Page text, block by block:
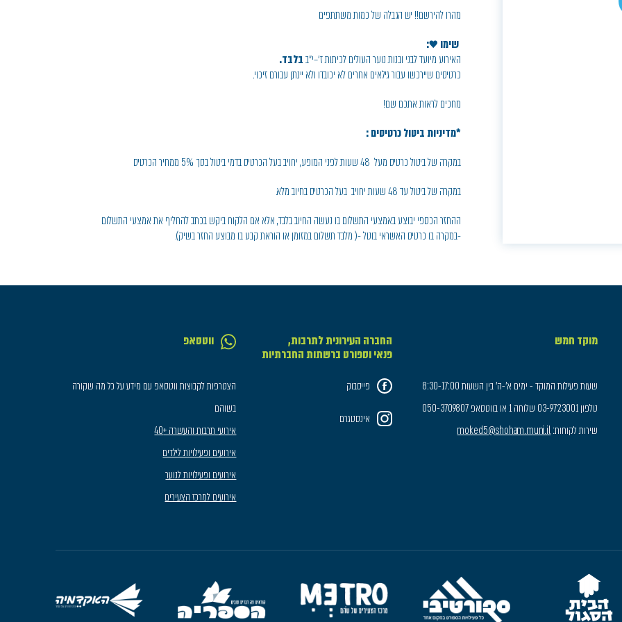
מהרו להירשם!! יש הגבלה של כמות משתתפים
שימו ♥:
האירוע מיועד לבני ובנות נוער העולים לכיתות ז'–י"בבלבד.
כרטיסים שיירכשו עבור גילאים אחרים לא יכובדו ולא יינתן עבורם זיכוי.
מחכים לראות אתכם שם!
*מדיניות ביטול כרטיסים :
במקרה של ביטול כרטיס מעל 48 שעות לפני המופע, יחויב בעל הכרטיס בדמי ביטול בסך 5% ממחיר הכרטיס
במקרה של ביטול עד 48 שעות יחויב בעל הכרטיס בחיוב מלא.
ההחזר הכספי יבוצע באמצעי התשלום בו נעשה החיוב בלבד, אלא אם הלקוח ביקש בכתב להחליף את אמצעי התשלום
-במקרה בו כרטיס האשראי בוטל -( מלבד תשלום במזומן או הוראת קבע בו מבוצע החזר בשיק).
מוקד חמש
שעות פעילות המוקד - ימים א'-ה' בין השעות 8:30-17:00
טלפון 03-9723001 שלוחה 1 או בווטסאפ 050-3709807
שירות לקוחות:moked5@shoham.muni.il
החברה העירונית לתרבות,
פנאי וספורט ברשתות החברתיות
פייסבוק
אינסטגרם
ווטסאפ
הצטרפות לקבוצות ווטסאפ עם מידע על כל מה שקורה
בשוהם
אירועי תרבות והעשרה +40
אירועים ופעילויות לילדים
אירועים ופעילויות לנוער
אירועים למרכז הצעירים